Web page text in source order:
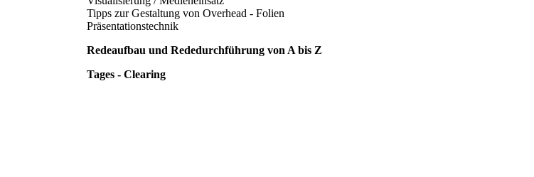
Tipps zur Gestaltung von Overhead - Folien
Präsentationstechnik
Redeaufbau und Rededurchführung von A bis Z
Tages - Clearing